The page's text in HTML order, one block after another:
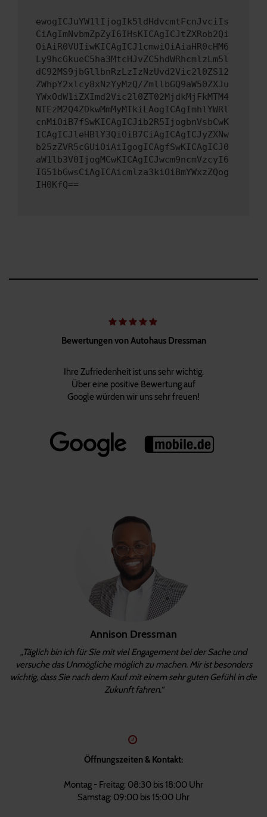
ewogICJuYW1lIjogIk5ldHdvcmtFcnJvciIs
CiAgImNvbmZpZyI6IHsKICAgICJtZXRob2Qi
OiAiR0VUIiwKICAgICJ1cmwiOiAiaHR0cHM6
Ly9hcGkueC5ha3MtcHJvZC5hdWRhcmlzLm5l
dC92MS9jbGllbnRzLzIzNzUvd2Vic2l0ZS12
ZWhpY2xlcy8xNzYyMzQ/ZmllbGQ9aW50ZXJu
YWxOdW1iZXImd2Vic2l0ZT02MjdkMjFkMTM4
NTEzM2Q4ZDkwMmMyMTkiLAogICAgImhlYWRl
cnMiOiB7fSwKICAgICJib2R5IjogbnVsbCwK
ICAgICJleHBlY3QiOiB7CiAgICAgICJyZXNw
b25zZVR5cGUiOiAiIgogICAgfSwKICAgICJ0
aW1lb3V0IjogMCwKICAgICJwcm9ncmVzcyI6
IG51bGwsCiAgICAicmlza3kiOiBmYWxzZQog
IH0KfQ==
Bewertungen von Autohaus Dressman
Ihre Zufriedenheit ist uns sehr wichtig.
Über eine positive Bewertung auf
Google würden wir uns sehr freuen!
Annison Dressman
„Täglich bin ich für Sie mit viel Engagement bei der Sache und
versuche das Unmögliche möglich zu machen. Mir ist besonders
wichtig, dass Sie nach dem Kauf mit einem sehr guten Gefühl in die
Zukunft fahren.“
Öffnungszeiten & Kontakt:
Montag - Freitag: 08:30 bis 18:00 Uhr
Samstag: 09:00 bis 15:00 Uhr